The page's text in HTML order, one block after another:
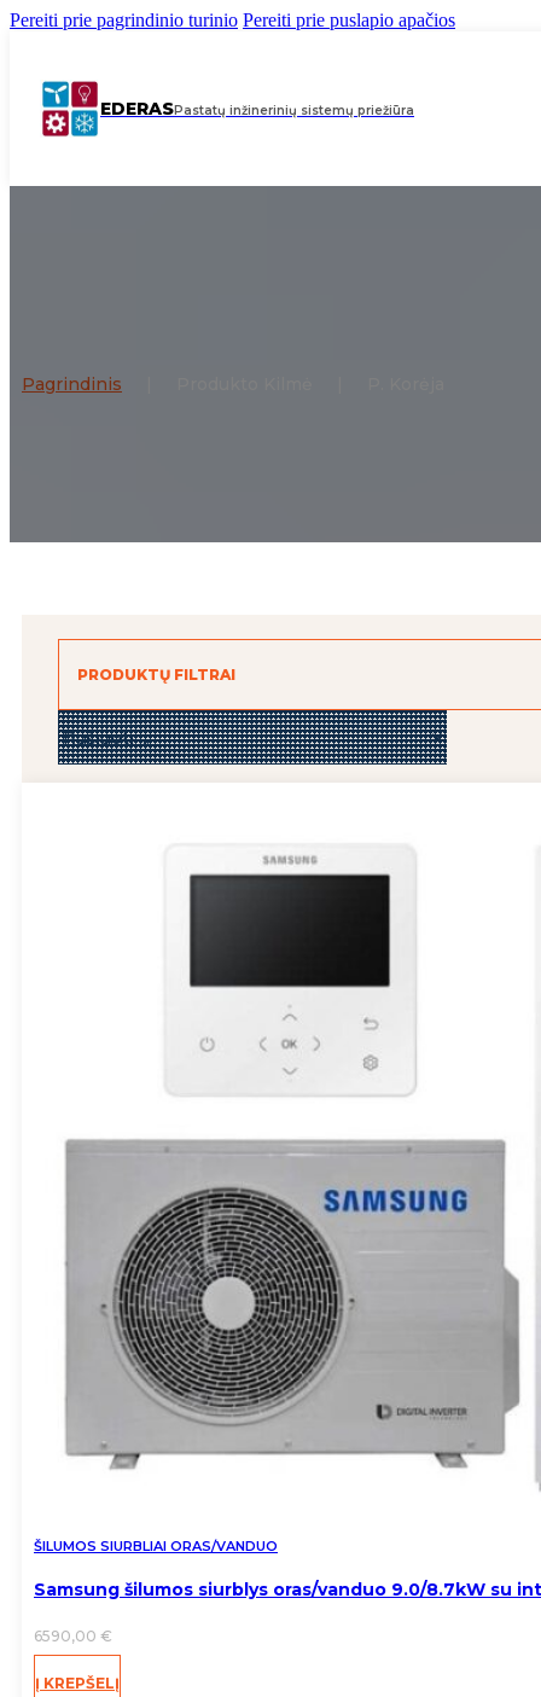
Pereiti prie pagrindinio turinio Pereiti prie puslapio apačios
EDERASPastatų inžinerinių sistemų priežiūra
Pagrindinis
PRODUKTŲ FILTRAI
ŠILUMOS SIURBLIAI ORAS/VANDUO
Samsung šilumos siurblys oras/vanduo 9.0/8.7kW su
6590,00 €
Į KREPŠELĮ